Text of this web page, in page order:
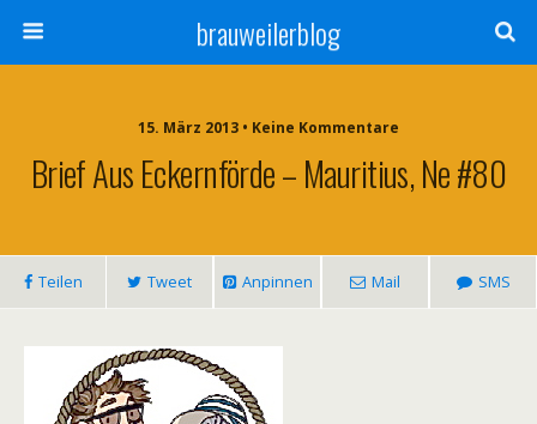
brauweilerblog
15. März 2013 • Keine Kommentare
Brief Aus Eckernförde – Mauritius, Ne #80
Teilen Tweet Anpinnen Mail SMS